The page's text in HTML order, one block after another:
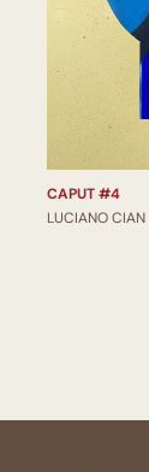
CAPUT #4
LUCIANO CIAN